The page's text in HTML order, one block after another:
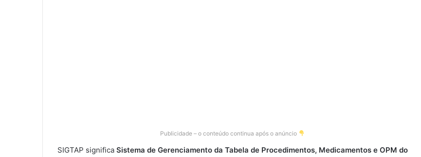
Publicidade – o conteúdo continua após o anúncio
SIGTAP significa Sistema de Gerenciamento da Tabela de Procedimentos, Medicamentos e OPM do